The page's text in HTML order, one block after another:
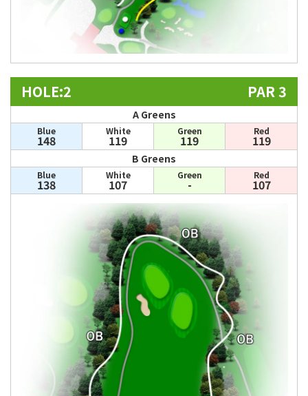
HOLE:2 PAR 3
A Greens
Blue
148
White
119
Green
119
Red
119
B Greens
Blue
138
White
107
Green
-
Red
107